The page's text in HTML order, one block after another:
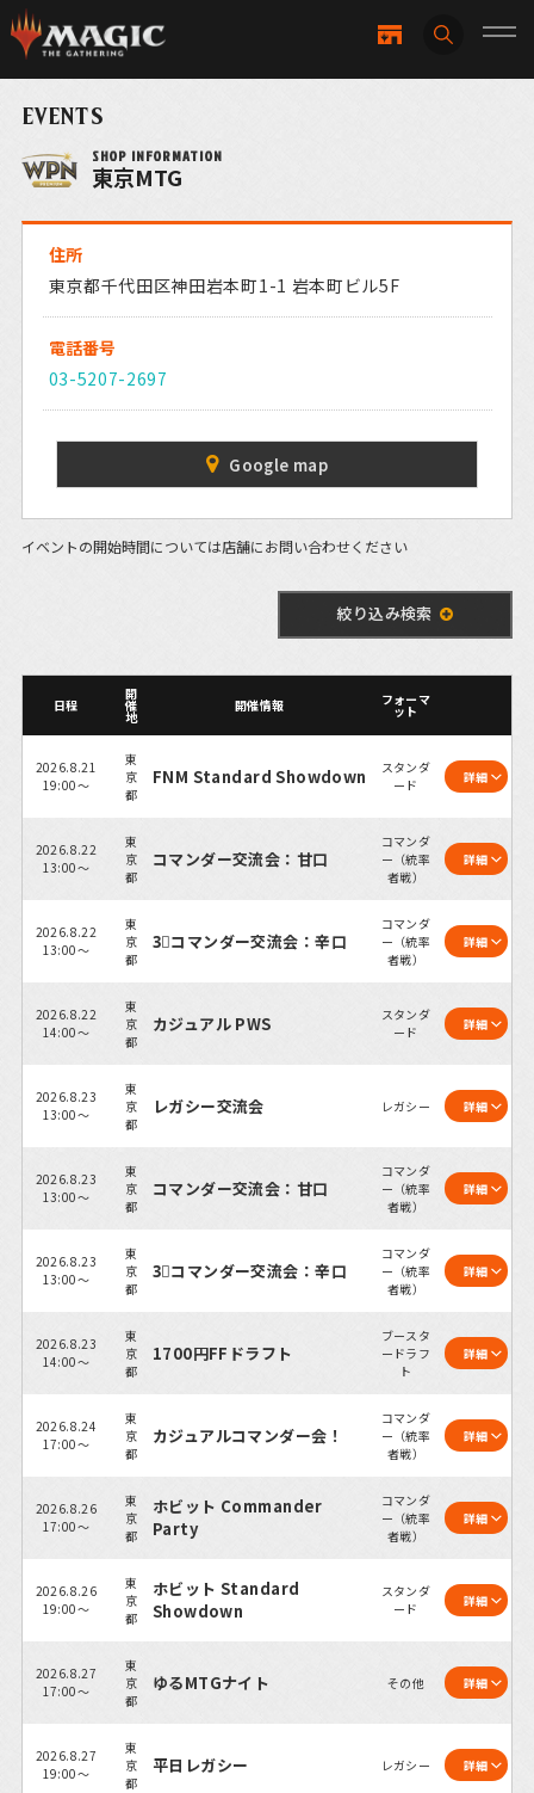
EVENTS
SHOP INFORMATION
東京MTG
住所
東京都千代田区神田岩本町1-1 岩本町ビル5F
電話番号
03-5207-2697
Google map
イベントの開始時間については店舗にお問い合わせください
絞り込み検索
日程
開
催
地
開催情報 フォーマ
ット
2026.8.21
19:00～
東
京
都
FNM Standard Showdown
スタンダ
ード
詳細
2026.8.22
13:00～
東
京
都
コマンダー交流会：甘口
コマンダ
ー（統率
者戦）
詳細
2026.8.22
13:00～
東
京
都
3⃣コマンダー交流会：辛口
コマンダ
ー（統率
者戦）
詳細
2026.8.22
14:00～
東
京
都
カジュアル PWS
スタンダ
ード
詳細
2026.8.23
13:00～
東
京
都
レガシー交流会 レガシー 詳細
2026.8.23
13:00～
東
京
都
コマンダー交流会：甘口
コマンダ
ー（統率
者戦）
詳細
2026.8.23
13:00～
東
京
都
3⃣コマンダー交流会：辛口
コマンダ
ー（統率
者戦）
詳細
2026.8.23
14:00～
東
京
都
1700円FFドラフト
ブースタ
ードラフ
ト
詳細
2026.8.24
17:00～
東
京
都
カジュアルコマンダー会！
コマンダ
ー（統率
者戦）
詳細
2026.8.26
17:00～
東
京
都
ホビット Commander
Party
コマンダ
ー（統率
者戦）
詳細
2026.8.26
19:00～
東
京
都
ホビット Standard
Showdown
スタンダ
ード
詳細
2026.8.27
17:00～
東
京
都
ゆるMTGナイト その他 詳細
2026.8.27
19:00～
東
京
都
平日レガシー レガシー 詳細